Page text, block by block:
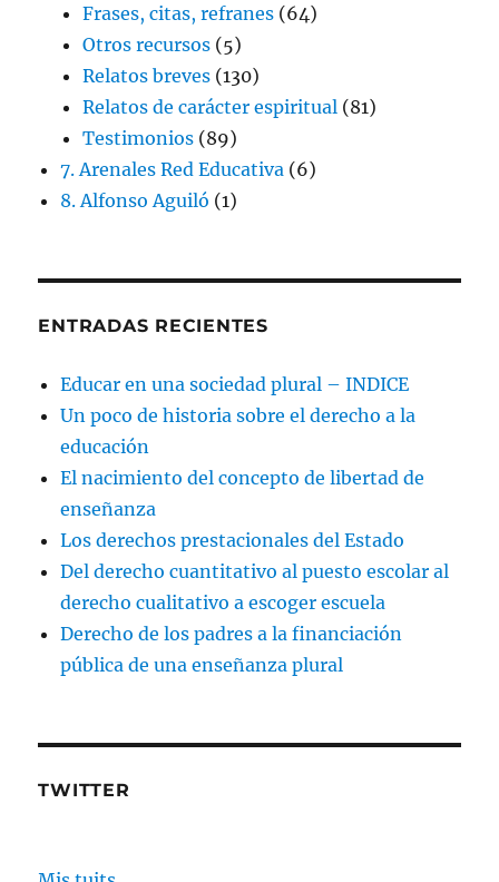
Frases, citas, refranes (64)
Otros recursos (5)
Relatos breves (130)
Relatos de carácter espiritual (81)
Testimonios (89)
7. Arenales Red Educativa (6)
8. Alfonso Aguiló (1)
ENTRADAS RECIENTES
Educar en una sociedad plural – INDICE
Un poco de historia sobre el derecho a la
educación
El nacimiento del concepto de libertad de
enseñanza
Los derechos prestacionales del Estado
Del derecho cuantitativo al puesto escolar al
derecho cualitativo a escoger escuela
Derecho de los padres a la financiación
pública de una enseñanza plural
TWITTER